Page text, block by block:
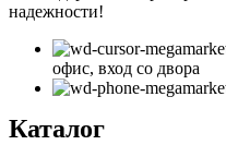
надежности!
офис, вход со двора
Каталог